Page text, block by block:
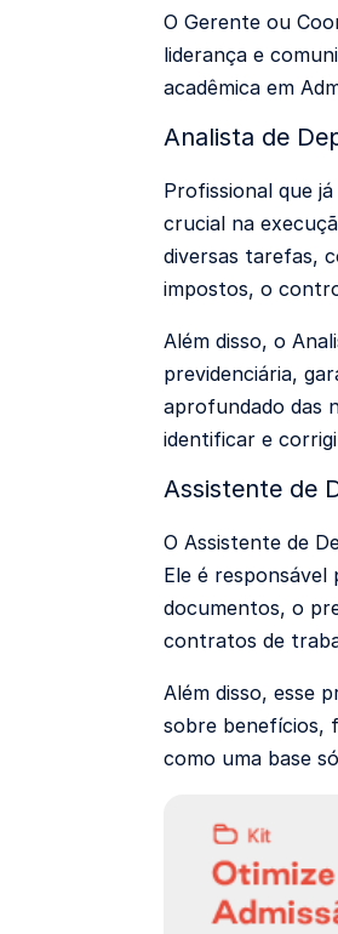
O Gerente ou
liderança e
acadêmica em
Analista de
Profissional que
crucial na
diversas tarefas,
impostos, o
Além disso, o
previdenciária,
aprofundado das
identificar e
Assistente de
O Assistente de
Ele é
documentos, o
contratos de
Além disso, esse
sobre benefícios,
como uma base